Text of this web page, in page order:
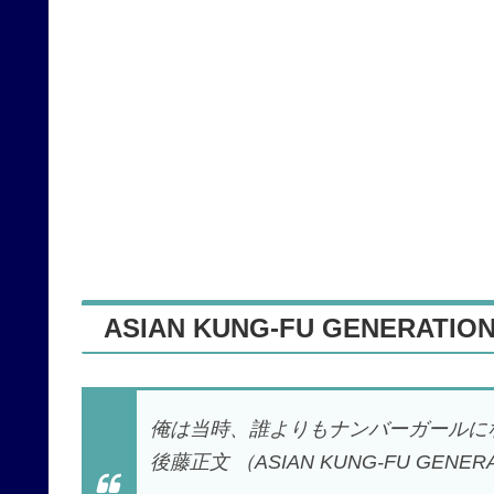
ASIAN KUNG-FU GENERATION
俺は当時、誰よりもナンバーガールに
後藤正文 （ASIAN KUNG-FU